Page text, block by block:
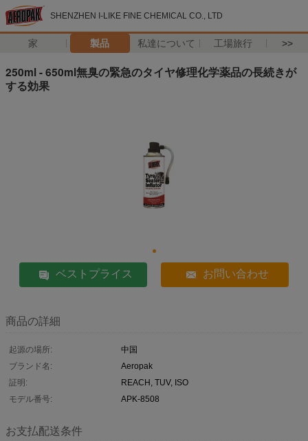
SHENZHEN I-LIKE FINE CHEMICAL CO., LTD
家 製品 私達について 工場旅行 >>
250ml - 650ml無臭の緊急のタイヤ修理化学薬品の長続きが
する効果
ベストプライス お問い合わせ
商品の詳細
起源の場所:
中国
ブランド名:
Aeropak
証明:
REACH, TUV, ISO
モデル番号:
APK-8508
お支払配送条件